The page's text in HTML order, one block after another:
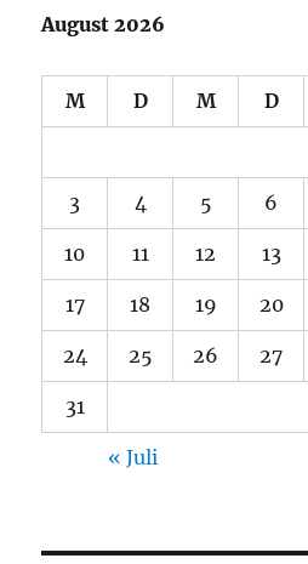
August 2026
M D M D
3 4 5 6
10 11 12 13
17 18 19 20
24 25 26 27
31
« Juli